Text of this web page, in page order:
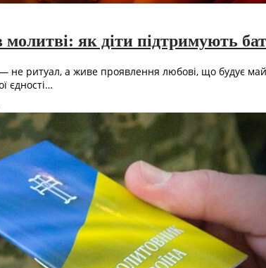
як діти підтримують
не ритуал, а живе проявлення любові, що будує
єдності…